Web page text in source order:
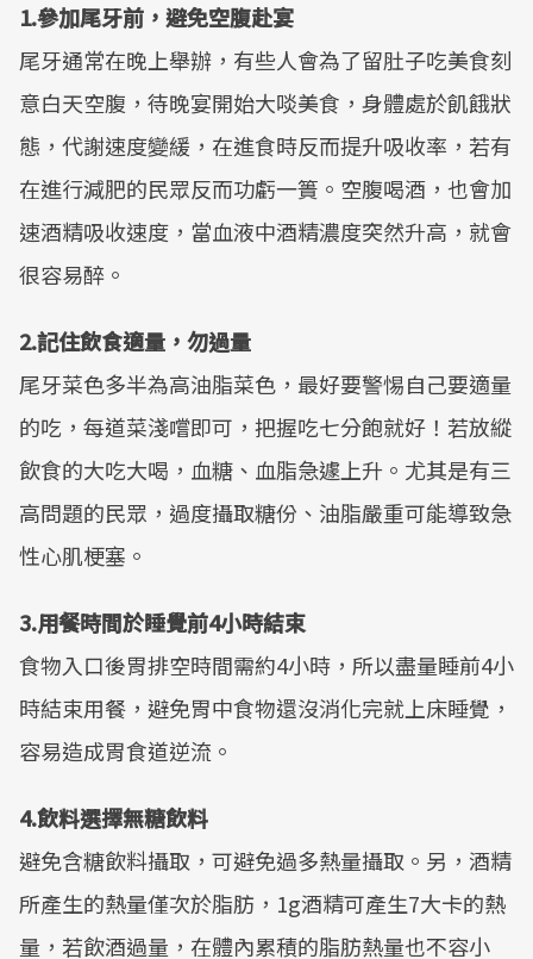
1.參加尾牙前，避免空腹赴宴
尾牙通常在晚上舉辦，有些人會為了留肚子吃美食刻
意白天空腹，待晚宴開始大啖美食，身體處於飢餓狀
態，代謝速度變緩，在進食時反而提升吸收率，若有
在進行減肥的民眾反而功虧一簣。空腹喝酒，也會加
速酒精吸收速度，當血液中酒精濃度突然升高，就會
很容易醉。
2.記住飲食適量，勿過量
尾牙菜色多半為高油脂菜色，最好要警惕自己要適量
的吃，每道菜淺嚐即可，把握吃七分飽就好！若放縱
飲食的大吃大喝，血糖、血脂急遽上升。尤其是有三
高問題的民眾，過度攝取糖份、油脂嚴重可能導致急
性心肌梗塞。
3.用餐時間於睡覺前4小時結束
食物入口後胃排空時間需約4小時，所以盡量睡前4小
時結束用餐，避免胃中食物還沒消化完就上床睡覺，
容易造成胃食道逆流。
4.飲料選擇無糖飲料
避免含糖飲料攝取，可避免過多熱量攝取。另，酒精
所產生的熱量僅次於脂肪，1g酒精可產生7大卡的熱
量，若飲酒過量，在體內累積的脂肪熱量也不容小